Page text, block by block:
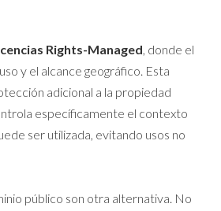
Rights-Managed, donde el
y el alcance geográfico. Esta
adicional a la propiedad
específicamente el contexto
ser utilizada, evitando usos no
público son otra alternativa. No